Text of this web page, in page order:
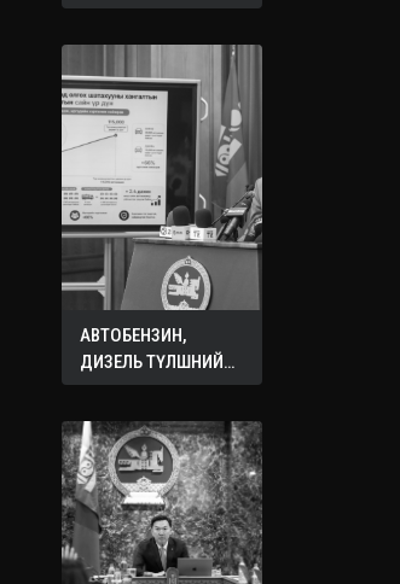
ХУДАЛДАН АВАХ
АВТОБЕНЗИН,
ДИЗЕЛЬ ТҮЛШНИЙ
ОНЦГОЙ АЛБАН